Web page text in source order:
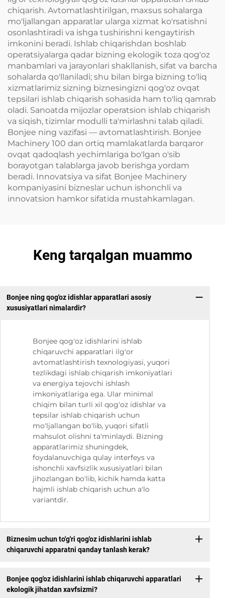
chiqarish. Avtomatlashtirilgan, maxsus sohalarga
mo'ljallangan apparatlar ularga xizmat ko'rsatishni
osonlashtiradi va ishga tushirishni kengaytirish
imkonini beradi. Ishlab chiqarishdan boshlab
operatsiyalarga qadar bizning ekologik toza qog'oz
manbamlari va jarayonlari shakllanish, sifat va barcha
sohalarda qo'llaniladi; shu bilan birga bizning to'liq
xizmatlarimiz sizning biznesingizni qog'oz ovqat
tepsilari ishlab chiqarish sohasida ham to'liq qamrab
oladi. Sanoatda mijozlar operatsion ishlab chiqarish
va siqish, tizimlar modulli ta'mirlashni talab qiladi.
Bonjee ning vazifasi — avtomatlashtirish. Bonjee
Machinery 100 dan ortiq mamlakatlarda barqaror
ovqat qadoqlash yechimlariga bo'lgan o'sib
borayotgan talablarga javob berishga yordam
beradi. Innovatsiya va sifat Bonjee Machinery
kompaniyasini bizneslar uchun ishonchli va
innovatsion hamkor sifatida mustahkamlagan.
Keng tarqalgan muammo
Bonjee ning qog'oz idishlar apparatlari asosiy
xususiyatlari nimalardir?
Bonjee qog'oz idishlarini ishlab
chiqaruvchi apparatlari ilg'or
avtomatlashtirish texnologiyasi, yuqori
tezlikdagi ishlab chiqarish imkoniyatlari
va energiya tejovchi ishlash
imkoniyatlariga ega. Ular minimal
chiqim bilan turli xil qog'oz idishlar va
tepsilar ishlab chiqarish uchun
mo'ljallangan bo'lib, yuqori sifatli
mahsulot olishni ta'minlaydi. Bizning
apparatlarimiz shuningdek,
foydalanuvchiga qulay interfeys va
ishonchli xavfsizlik xususiyatlari bilan
jihozlangan bo'lib, kichik hamda katta
hajmli ishlab chiqarish uchun a'lo
variantdir.
Biznesim uchun to'g'ri qog'oz idishlarini ishlab
chiqaruvchi apparatni qanday tanlash kerak?
Bonjee qog'oz idishlarini ishlab chiqaruvchi apparatlari
ekologik jihatdan xavfsizmi?